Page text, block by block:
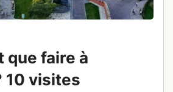
que faire à
10 visites